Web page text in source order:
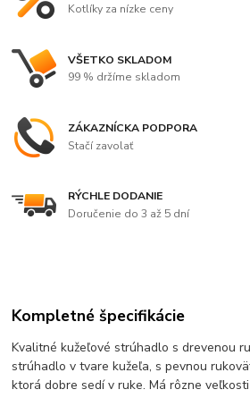
Kotlíky za nízke ceny
VŠETKO SKLADOM
99 % držíme skladom
ZÁKAZNÍCKA PODPORA
Stačí zavolať
RÝCHLE DODANIE
Doručenie do 3 až 5 dní
Kompletné špecifikácie
Kvalitné kužeľové strúhadlo s drevenou
strúhadlo v tvare kužeľa, s pevnou
ktorá dobre sedí v ruke. Má rôzne